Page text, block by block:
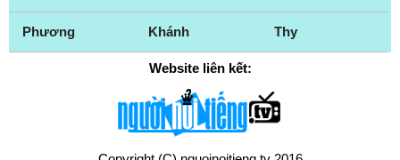
Phương Khánh Thy
Website liên kết: